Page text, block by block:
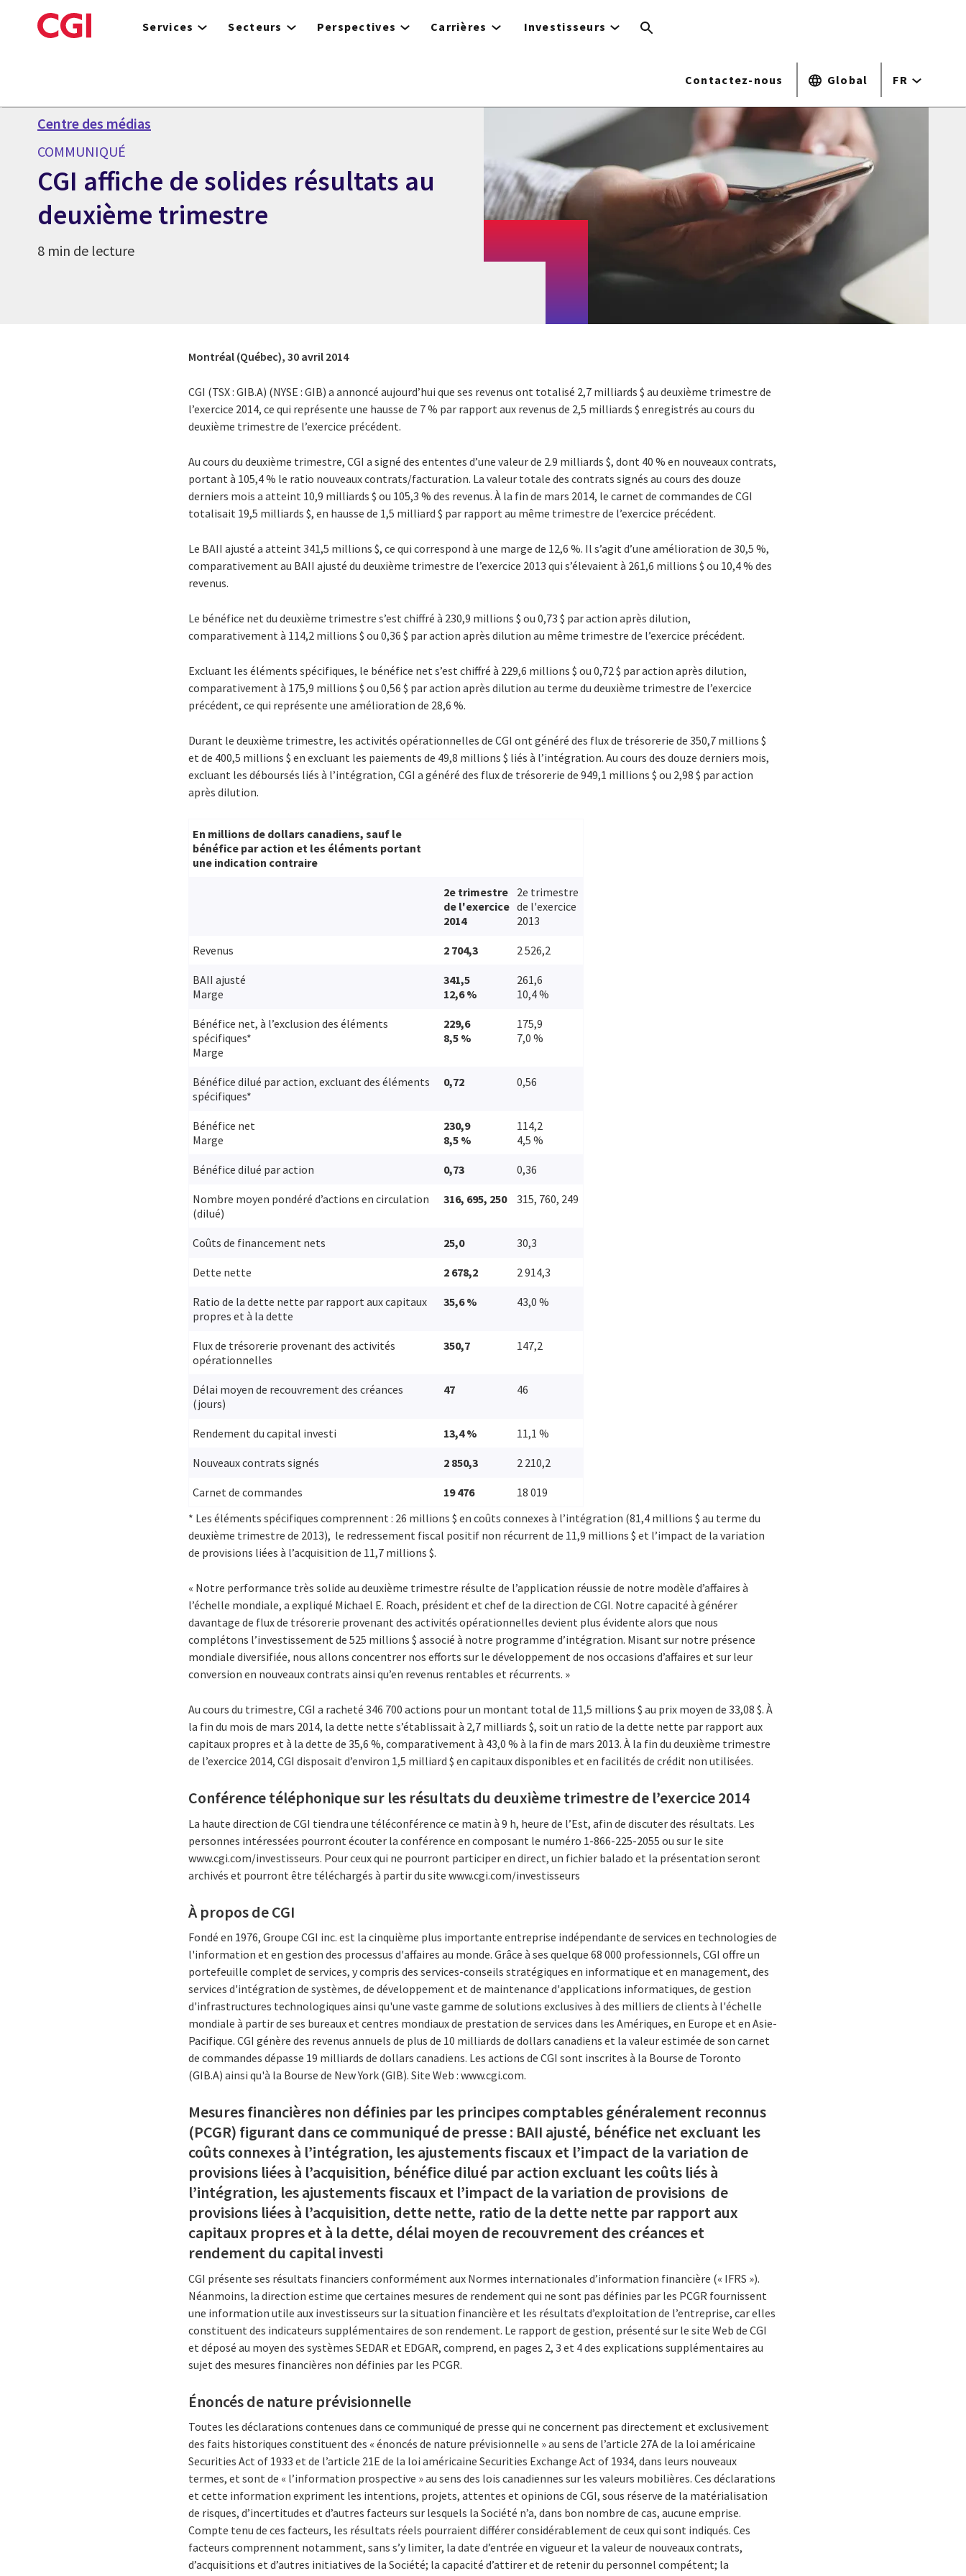
to
Services Secteurs Perspectives Carrières Investisseurs
Contactez-nous Global FR
Centre des médias
COMMUNIQUÉ
CGI affiche de solides résultats au
deuxième trimestre
8 min de lecture
Montréal (Québec), 30 avril 2014
CGI (TSX : GIB.A) (NYSE : GIB) a annoncé aujourd’hui que ses revenus ont totalisé 2,7 milliards $ au deuxième trimestre de
l’exercice 2014, ce qui représente une hausse de 7 % par rapport aux revenus de 2,5 milliards $ enregistrés au cours du
deuxième trimestre de l’exercice précédent.
Au cours du deuxième trimestre, CGI a signé des ententes d’une valeur de 2.9 milliards $, dont 40 % en nouveaux contrats,
portant à 105,4 % le ratio nouveaux contrats/facturation. La valeur totale des contrats signés au cours des douze
derniers mois a atteint 10,9 milliards $ ou 105,3 % des revenus. À la fin de mars 2014, le carnet de commandes de CGI
totalisait 19,5 milliards $, en hausse de 1,5 milliard $ par rapport au même trimestre de l’exercice précédent.
Le BAII ajusté a atteint 341,5 millions $, ce qui correspond à une marge de 12,6 %. Il s’agit d’une amélioration de 30,5 %,
comparativement au BAII ajusté du deuxième trimestre de l’exercice 2013 qui s’élevaient à 261,6 millions $ ou 10,4 % des
revenus.
Le bénéfice net du deuxième trimestre s’est chiffré à 230,9 millions $ ou 0,73 $ par action après dilution,
comparativement à 114,2 millions $ ou 0,36 $ par action après dilution au même trimestre de l’exercice précédent.
Excluant les éléments spécifiques, le bénéfice net s’est chiffré à 229,6 millions $ ou 0,72 $ par action après dilution,
comparativement à 175,9 millions $ ou 0,56 $ par action après dilution au terme du deuxième trimestre de l’exercice
précédent, ce qui représente une amélioration de 28,6 %.
Durant le deuxième trimestre, les activités opérationnelles de CGI ont généré des flux de trésorerie de 350,7 millions $
et de 400,5 millions $ en excluant les paiements de 49,8 millions $ liés à l’intégration. Au cours des douze derniers mois,
excluant les déboursés liés à l’intégration, CGI a généré des flux de trésorerie de 949,1 millions $ ou 2,98 $ par action
après dilution.
En millions de dollars canadiens, sauf le
bénéfice par action et les éléments portant
une indication contraire
2e trimestre
de l'exercice
2014
2e trimestre
de l'exercice
2013
Revenus 2 704,3 2 526,2
BAII ajusté
Marge
341,5
12,6 %
261,6
10,4 %
Bénéfice net, à l’exclusion des éléments
spécifiques*
Marge
229,6
8,5 %
175,9
7,0 %
Bénéfice dilué par action, excluant des éléments
spécifiques*
0,72 0,56
Bénéfice net
Marge
230,9
8,5 %
114,2
4,5 %
Bénéfice dilué par action 0,73 0,36
Nombre moyen pondéré d’actions en circulation
(dilué)
316, 695, 250 315, 760, 249
Coûts de financement nets 25,0 30,3
Dette nette 2 678,2 2 914,3
Ratio de la dette nette par rapport aux capitaux
propres et à la dette
35,6 % 43,0 %
Flux de trésorerie provenant des activités
opérationnelles
350,7 147,2
Délai moyen de recouvrement des créances
(jours)
47 46
Rendement du capital investi 13,4 % 11,1 %
Nouveaux contrats signés 2 850,3 2 210,2
Carnet de commandes 19 476
18 019
* Les éléments spécifiques comprennent : 26 millions $ en coûts connexes à l’intégration (81,4 millions $ au terme du
deuxième trimestre de 2013), le redressement fiscal positif non récurrent de 11,9 millions $ et l’impact de la variation
de provisions liées à l’acquisition de 11,7 millions $.
« Notre performance très solide au deuxième trimestre résulte de l’application réussie de notre modèle d’affaires à
l’échelle mondiale, a expliqué Michael E. Roach, président et chef de la direction de CGI. Notre capacité à générer
davantage de flux de trésorerie provenant des activités opérationnelles devient plus évidente alors que nous
complétons l’investissement de 525 millions $ associé à notre programme d’intégration. Misant sur notre présence
mondiale diversifiée, nous allons concentrer nos efforts sur le développement de nos occasions d’affaires et sur leur
conversion en nouveaux contrats ainsi qu’en revenus rentables et récurrents. »
Au cours du trimestre, CGI a racheté 346 700 actions pour un montant total de 11,5 millions $ au prix moyen de 33,08 $. À
la fin du mois de mars 2014, la dette nette s’établissait à 2,7 milliards $, soit un ratio de la dette nette par rapport aux
capitaux propres et à la dette de 35,6 %, comparativement à 43,0 % à la fin de mars 2013. À la fin du deuxième trimestre
de l’exercice 2014, CGI disposait d’environ 1,5 milliard $ en capitaux disponibles et en facilités de crédit non utilisées.
Conférence téléphonique sur les résultats du deuxième trimestre de l’exercice 2014
La haute direction de CGI tiendra une téléconférence ce matin à 9 h, heure de l’Est, afin de discuter des résultats. Les
personnes intéressées pourront écouter la conférence en composant le numéro 1-866-225-2055 ou sur le site
www.cgi.com/investisseurs. Pour ceux qui ne pourront participer en direct, un fichier balado et la présentation seront
archivés et pourront être téléchargés à partir du site www.cgi.com/investisseurs
À propos de CGI
Fondé en 1976, Groupe CGI inc. est la cinquième plus importante entreprise indépendante de services en technologies de
l'information et en gestion des processus d'affaires au monde. Grâce à ses quelque 68 000 professionnels, CGI offre un
portefeuille complet de services, y compris des services-conseils stratégiques en informatique et en management, des
services d'intégration de systèmes, de développement et de maintenance d'applications informatiques, de gestion
d'infrastructures technologiques ainsi qu'une vaste gamme de solutions exclusives à des milliers de clients à l'échelle
mondiale à partir de ses bureaux et centres mondiaux de prestation de services dans les Amériques, en Europe et en Asie-
Pacifique. CGI génère des revenus annuels de plus de 10 milliards de dollars canadiens et la valeur estimée de son carnet
de commandes dépasse 19 milliards de dollars canadiens. Les actions de CGI sont inscrites à la Bourse de Toronto
(GIB.A) ainsi qu'à la Bourse de New York (GIB). Site Web : www.cgi.com.
Mesures financières non définies par les principes comptables généralement reconnus
(PCGR) figurant dans ce communiqué de presse : BAII ajusté, bénéfice net excluant les
coûts connexes à l’intégration, les ajustements fiscaux et l’impact de la variation de
provisions liées à l’acquisition, bénéfice dilué par action excluant les coûts liés à
l’intégration, les ajustements fiscaux et l’impact de la variation de provisions de
provisions liées à l’acquisition, dette nette, ratio de la dette nette par rapport aux
capitaux propres et à la dette, délai moyen de recouvrement des créances et
rendement du capital investi
CGI présente ses résultats financiers conformément aux Normes internationales d’information financière (« IFRS »).
Néanmoins, la direction estime que certaines mesures de rendement qui ne sont pas définies par les PCGR fournissent
une information utile aux investisseurs sur la situation financière et les résultats d’exploitation de l’entreprise, car elles
constituent des indicateurs supplémentaires de son rendement. Le rapport de gestion, présenté sur le site Web de CGI
et déposé au moyen des systèmes SEDAR et EDGAR, comprend, en pages 2, 3 et 4 des explications supplémentaires au
sujet des mesures financières non définies par les PCGR.
Énoncés de nature prévisionnelle
Toutes les déclarations contenues dans ce communiqué de presse qui ne concernent pas directement et exclusivement
des faits historiques constituent des « énoncés de nature prévisionnelle » au sens de l’article 27A de la loi américaine
Securities Act of 1933 et de l’article 21E de la loi américaine Securities Exchange Act of 1934, dans leurs nouveaux
termes, et sont de « l’information prospective » au sens des lois canadiennes sur les valeurs mobilières. Ces déclarations
et cette information expriment les intentions, projets, attentes et opinions de CGI, sous réserve de la matérialisation
de risques, d’incertitudes et d’autres facteurs sur lesquels la Société n’a, dans bon nombre de cas, aucune emprise.
Compte tenu de ces facteurs, les résultats réels pourraient différer considérablement de ceux qui sont indiqués. Ces
facteurs comprennent notamment, sans s’y limiter, la date d’entrée en vigueur et la valeur de nouveaux contrats,
d’acquisitions et d’autres initiatives de la Société; la capacité d’attirer et de retenir du personnel compétent; la